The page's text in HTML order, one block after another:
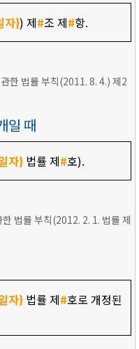
자}) 제#조 제#항.
한 법률 부칙(2011. 8. 4.) 제2
일 때
자}법률 제#호).
법률 부칙(2012. 2. 1. 법률 제
자}법률 제#호로 개정된